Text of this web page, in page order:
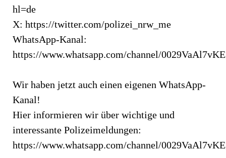
hl=de
X: https://twitter.com/polizei_nrw_me
WhatsApp-Kanal:
https://www.whatsapp.com/channel/
Wir haben jetzt auch einen eigenen WhatsApp-
Kanal!
Hier informieren wir über wichtige und
interessante Polizeimeldungen:
https://www.whatsapp.com/channel/